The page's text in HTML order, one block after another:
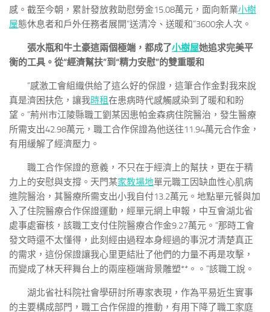
感。截至今朝，累計發放救助慰勞金15.08萬元，面向新業小樹
屋態休息者和戶外任務者展開“送清冷、送暖和”3600余人次。
張水瓶和牛土豪這兩個極端，都成了小樹屋她追求完美平
衡的工具。從“經濟幫扶”到“精力安慰”的雙重暖和
“感激工會組織供給了這么好的保證，這筆合作金對我來說
真是濟困扶危，讓我時租在患病時代感觸感染到了暖和和盼
望。”荊州市江陵縣職工劉某因患帕金森病住院醫治，發生醫療
所需支出42.98萬元，職工合作保證為他送往11.94萬元合作金，
有用緩解了經濟壓力。
職工合作保證的意義，不只在于經濟上的幫扶，更在于精
力上的安慰與支撐。天門某家教場地單元職工因缺血性心肌病
進院醫治，其醫療所需支出小我自付13.2萬元。地點單元餐與加
入了住院醫療合作保證運動，經單元網上申報，中互會湖北省
處事處審核，該職工支付住院醫療合作金9.27萬元。“那時工會
發文時還不太懂得，此刻經由過程本身經過的事況才清楚真正
的需求，這份保證讓我心里更結壯了他們的力量不再是攻擊，
而變成了林天秤舞台上的兩座極端背景雕塑**。。”該職工說。
湖北省社科院社會學研討所專家表現，作為平易近生實事
的主要構成部門，職工合作保證的推動，有用下降了職工家庭